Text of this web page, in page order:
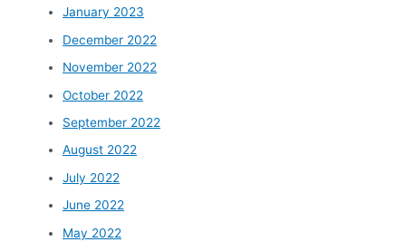
January 2023
December 2022
November 2022
October 2022
September 2022
August 2022
July 2022
June 2022
May 2022